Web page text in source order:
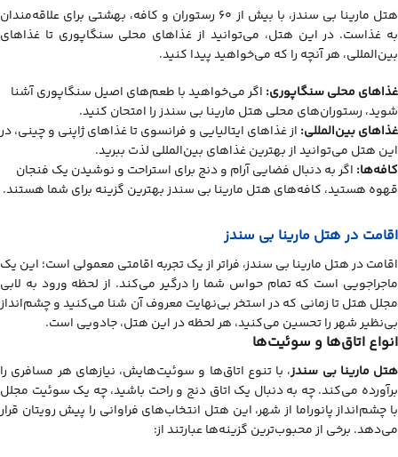
هتل مارینا بی سندز، با بیش از ۶۰ رستوران و کافه، بهشتی برای علاقه‌مندان
به غذاست. در این هتل، می‌توانید از غذاهای محلی سنگاپوری تا غذاهای
بین‌المللی، هر آنچه را که می‌خواهید پیدا کنید.
غذاهای محلی سنگاپوری: اگر می‌خواهید با طعم‌های اصیل سنگاپوری آشنا
شوید، رستوران‌های محلی هتل مارینا بی سندز را امتحان کنید.
غذاهای بین‌المللی: از غذاهای ایتالیایی و فرانسوی تا غذاهای ژاپنی و چینی، در
این هتل می‌توانید از بهترین غذاهای بین‌المللی لذت ببرید.
کافه‌ها: اگر به دنبال فضایی آرام و دنج برای استراحت و نوشیدن یک فنجان
قهوه هستید، کافه‌های هتل مارینا بی سندز بهترین گزینه برای شما هستند.
اقامت در هتل مارینا بی سندز
اقامت در هتل مارینا بی سندز، فراتر از یک تجربه اقامتی معمولی است؛ این یک
ماجراجویی است که تمام حواس شما را درگیر می‌کند. از لحظه ورود به لابی
مجلل هتل تا زمانی که در استخر بی‌نهایت معروف آن شنا می‌کنید و چشم‌انداز
بی‌نظیر شهر را تحسین می‌کنید، هر لحظه در این هتل، جادویی است.
انواع اتاق‌ها و سوئیت‌ها
هتل مارینا بی سندز، با تنوع اتاق‌ها و سوئیت‌هایش، نیازهای هر مسافری را
برآورده می‌کند. چه به دنبال یک اتاق دنج و راحت باشید، چه یک سوئیت مجلل
با چشم‌انداز پانوراما از شهر، این هتل انتخاب‌های فراوانی را پیش رویتان قرار
می‌دهد. برخی از محبوب‌ترین گزینه‌ها عبارتند از: